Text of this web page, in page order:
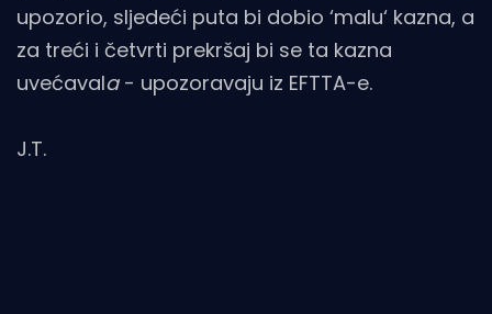
upozorio, sljedeći puta bi dobio ‘malu‘ kazna, a
za treći i četvrti prekršaj bi se ta kazna
uvećavala- upozoravaju iz EFTTA-e.
J.T.